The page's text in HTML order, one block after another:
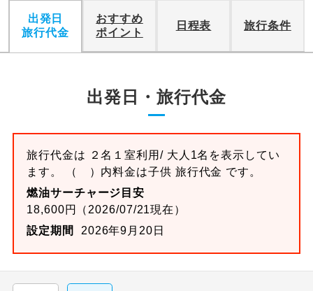
出発日
旅行代金
おすすめ
ポイント
日程表 旅行条件
出発日・旅行代金
旅行代金は ２名１室利用/ 大人1名を表示してい
ます。 （ ）内料金は子供 旅行代金 です。
燃油サーチャージ目安
18,600円（2026/07/21現在）
設定期間
2026年9月20日